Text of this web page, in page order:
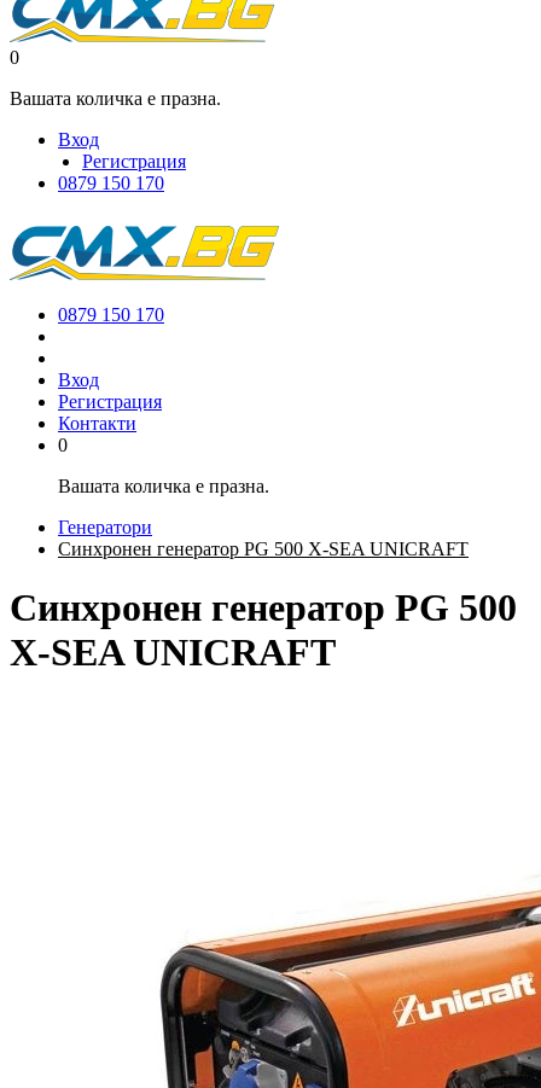
0
Вашата количка е празна.
Вход
Регистрация
0879 150 170
0879 150 170
Вход
Регистрация
Контакти
0
Вашата количка е празна.
Генератори
Синхронен генератор PG 500 X-SEA UNICRAFT
Синхронен генератор PG 500
X-SEA UNICRAFT